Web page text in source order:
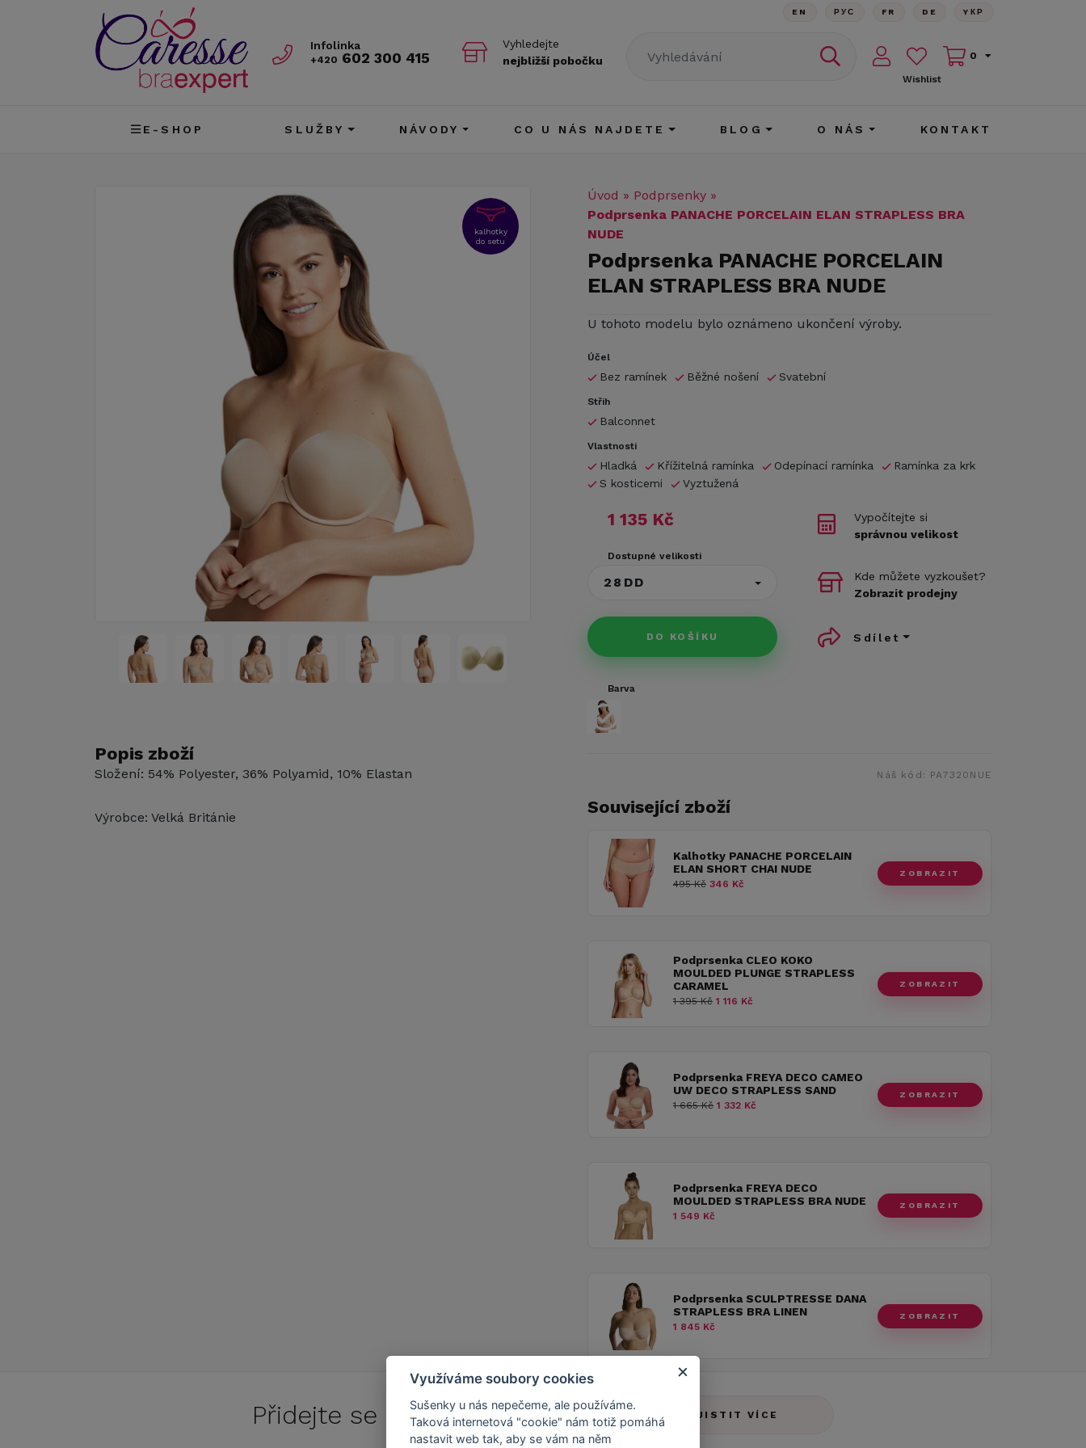
Infolinka
+420 602 300 415
Vyhledejte
nejbližší pobočku
EN РУС FR DE YКР
Wishlist
0
E-SHOP SLUŽBY NÁVODY CO U NÁS NAJDETE BLOG O NÁS KONTAKT
kalhotky
do setu
Popis zboží
Složení: 54% Polyester, 36% Polyamid, 10% Elastan
Výrobce: Velká Británie
Úvod » Podprsenky »
Podprsenka PANACHE PORCELAIN ELAN STRAPLESS BRA
NUDE
Podprsenka PANACHE PORCELAIN
ELAN STRAPLESS BRA NUDE
U tohoto modelu bylo oznámeno ukončení výroby.
Účel
Bez ramínek Běžné nošení Svatební
Střih
Balconnet
Vlastnosti
Hladká Křížitelná ramínka Odepínací ramínka
Ramínka za krk
S kosticemi
Vyztužená
1 135 Kč
Dostupné velikosti
28DD
DO KOŠÍKU
Vypočítejte si
správnou velikost
Kde můžete vyzkoušet?
Zobrazit prodejny
Sdílet
Barva
Náš kód: PA7320NUE
Související zboží
Kalhotky PANACHE PORCELAIN
ELAN SHORT CHAI NUDE
495 Kč 346 Kč
ZOBRAZIT
Podprsenka CLEO KOKO
MOULDED PLUNGE STRAPLESS
CARAMEL
1 395 Kč 1 116 Kč
ZOBRAZIT
Podprsenka FREYA DECO CAMEO
UW DECO STRAPLESS SAND
1 665 Kč 1 332 Kč
ZOBRAZIT
Podprsenka FREYA DECO
MOULDED STRAPLESS BRA NUDE
1 549 Kč
ZOBRAZIT
Podprsenka SCULPTRESSE DANA
STRAPLESS BRA LINEN
1 845 Kč
ZOBRAZIT
Přidejte se doCaresse Clubu! ZJISTIT VÍCE
Využíváme soubory cookies
Sušenky u nás nepečeme, ale používáme.
Taková internetová "cookie" nám totiž pomáhá
nastavit web tak, aby se vám na něm